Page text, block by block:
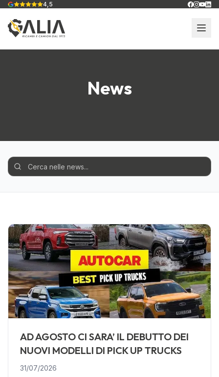
4,5
News
AD AGOSTO CI SARA’ IL DEBUTTO DEI
NUOVI MODELLI DI PICK UP TRUCKS
31/07/2026